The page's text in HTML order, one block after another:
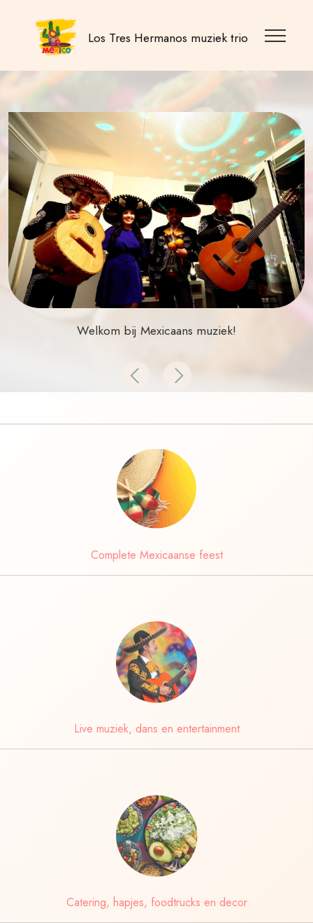
Los Tres Hermanos muziek trio
Welkom bij Mexicaans muziek!
PreviousNext
Complete Mexicaanse feest
Live muziek, dans en entertainment
Catering, hapjes, foodtrucks en decor